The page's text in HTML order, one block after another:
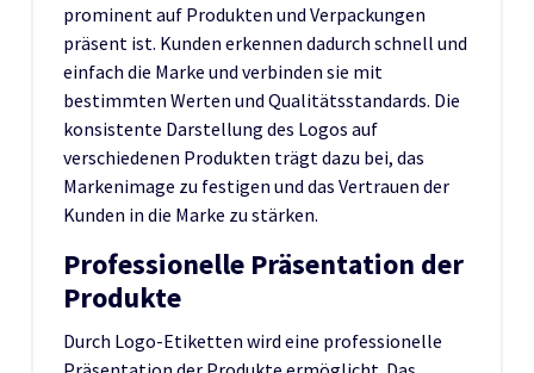
prominent auf Produkten und Verpackungen
präsent ist. Kunden erkennen dadurch schnell und
einfach die Marke und verbinden sie mit
bestimmten Werten und Qualitätsstandards. Die
konsistente Darstellung des Logos auf
verschiedenen Produkten trägt dazu bei, das
Markenimage zu festigen und das Vertrauen der
Kunden in die Marke zu stärken.
Professionelle Präsentation der
Produkte
Durch Logo-Etiketten wird eine professionelle